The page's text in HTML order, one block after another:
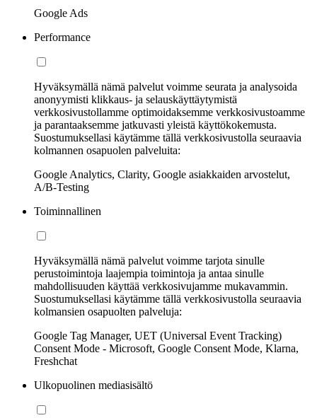
Google Ads
Performance
Hyväksymällä nämä palvelut voimme seurata ja analysoida
anonyymisti klikkaus- ja selauskäyttäytymistä
verkkosivustollamme optimoidaksemme verkkosivustoamme
ja parantaaksemme jatkuvasti yleistä käyttökokemusta.
Suostumuksellasi käytämme tällä verkkosivustolla seuraavia
kolmannen osapuolen palveluita:
Google Analytics, Clarity, Google asiakkaiden arvostelut,
A/B-Testing
Toiminnallinen
Hyväksymällä nämä palvelut voimme tarjota sinulle
perustoimintoja laajempia toimintoja ja antaa sinulle
mahdollisuuden käyttää verkkosivujamme mukavammin.
Suostumuksellasi käytämme tällä verkkosivustolla seuraavia
kolmansien osapuolten palveluja:
Google Tag Manager, UET (Universal Event Tracking)
Consent Mode - Microsoft, Google Consent Mode, Klarna,
Freshchat
Ulkopuolinen mediasisältö